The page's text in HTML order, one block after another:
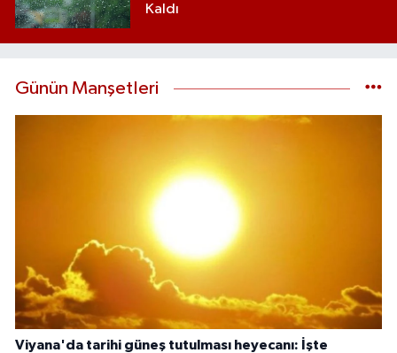
Kaldı
Günün Manşetleri
Viyana'da tarihi güneş tutulması heyecanı: İşte